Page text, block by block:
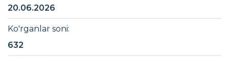
20.06.2026
Ko'rganlar soni:
632